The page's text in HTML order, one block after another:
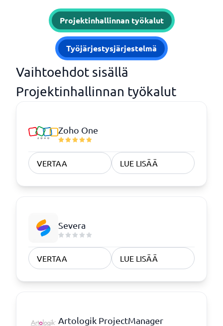
Projektinhallinnan työkalut
Työjärjestysjärjestelmä
Vaihtoehdot sisällä
Projektinhallinnan työkalut
Zoho One
VERTAA LUE LISÄÄ
Severa
VERTAA LUE LISÄÄ
Artologik ProjectManager